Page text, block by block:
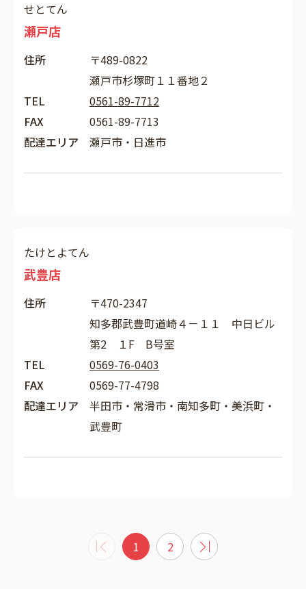
せとてん
瀬戸店
住所
〒489-0822
瀬戸市杉塚町１１番地２
TEL
0561-89-7712
FAX
0561-89-7713
配達エリア
瀬戸市・日進市
たけとよてん
武豊店
住所
〒470-2347
知多郡武豊町道崎４－１１ 中日ビル
第2 １F B号室
TEL
0569-76-0403
FAX
0569-77-4798
配達エリア
半田市・常滑市・南知多町・美浜町・
武豊町
1 2